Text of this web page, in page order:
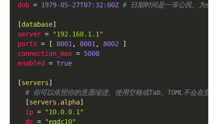
dob = 1979-05-27T07:32:00Z # 日期时间是一等公民。为什
[database]
server =
"192.168.1.1"
ports = [ 8001 , 8001 , 8002
]
connection_max = 5000
enabled
= true
[servers]
# 你可以依照你的意愿缩进。使用空格或Tab。TOML不会在意。
[servers.alpha]
ip =
"10.0.0.1"
dc = "eqdc10"